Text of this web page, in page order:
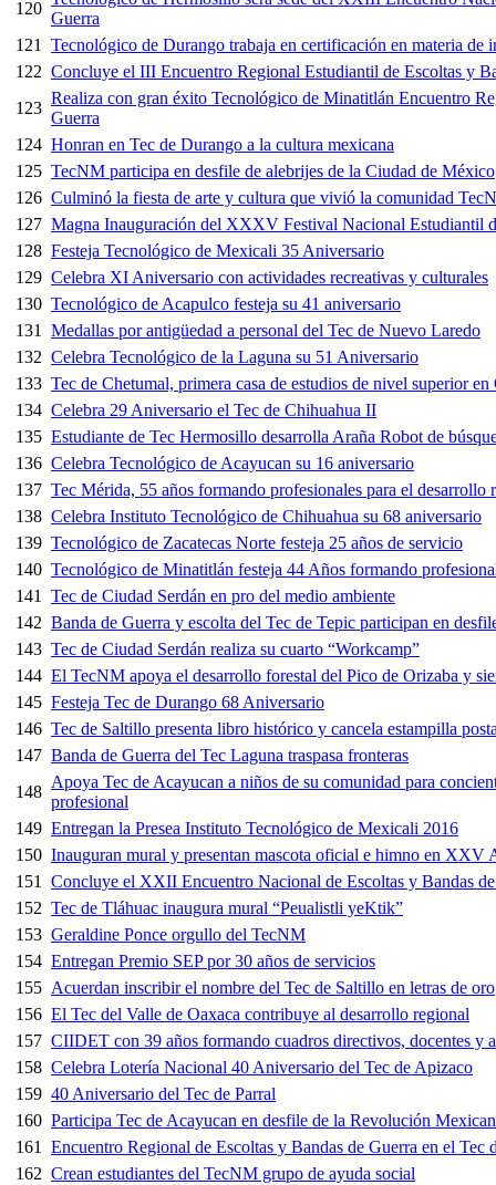
120
Guerra
121
Tecnológico de Durango trabaja en certificación en materia de
122 Concluye el III Encuentro Regional Estudiantil de Escoltas y
123
Realiza con gran éxito Tecnológico de Minatitlán Encuentro
Guerra
124 Honran en Tec de Durango a la cultura mexicana
125 TecNM participa en desfile de alebrijes de la Ciudad de México
126 Culminó la fiesta de arte y cultura que vivió la comunidad
127 Magna Inauguración del XXXV Festival Nacional Estudiantil
128 Festeja Tecnológico de Mexicali 35 Aniversario
129 Celebra XI Aniversario con actividades recreativas y culturales
130 Tecnológico de Acapulco festeja su 41 aniversario
131
Medallas por antigüedad a personal del Tec de Nuevo Laredo
132 Celebra Tecnológico de la Laguna su 51 Aniversario
133 Tec de Chetumal, primera casa de estudios de nivel superior
134 Celebra 29 Aniversario el Tec de Chihuahua II
135 Estudiante de Tec Hermosillo desarrolla Araña Robot de
136 Celebra Tecnológico de Acayucan su 16 aniversario
137 Tec Mérida, 55 años formando profesionales para el desarrollo
138 Celebra Instituto Tecnológico de Chihuahua su 68 aniversario
139 Tecnológico de Zacatecas Norte festeja 25 años de servicio
140 Tecnológico de Minatitlán festeja 44 Años formando
141
Tec de Ciudad Serdán en pro del medio ambiente
142 Banda de Guerra y escolta del Tec de Tepic participan en
143 Tec de Ciudad Serdán realiza su cuarto “Workcamp”
144 El TecNM apoya el desarrollo forestal del Pico de Orizaba y
145 Festeja Tec de Durango 68 Aniversario
146 Tec de Saltillo presenta libro histórico y cancela estampilla
147 Banda de Guerra del Tec Laguna traspasa fronteras
148
Apoya Tec de Acayucan a niños de su comunidad para
profesional
149 Entregan la Presea Instituto Tecnológico de Mexicali 2016
150 Inauguran mural y presentan mascota oficial e himno en XXV
151
Concluye el XXII Encuentro Nacional de Escoltas y Bandas
152 Tec de Tláhuac inaugura mural “Peualistli yeKtik”
153 Geraldine Ponce orgullo del TecNM
154 Entregan Premio SEP por 30 años de servicios
155 Acuerdan inscribir el nombre del Tec de Saltillo en letras de oro
156 El Tec del Valle de Oaxaca contribuye al desarrollo regional
157 CIIDET con 39 años formando cuadros directivos, docentes y
158 Celebra Lotería Nacional 40 Aniversario del Tec de Apizaco
159 40 Aniversario del Tec de Parral
160 Participa Tec de Acayucan en desfile de la Revolución
161
Encuentro Regional de Escoltas y Bandas de Guerra en el Tec
162 Crean estudiantes del TecNM grupo de ayuda social